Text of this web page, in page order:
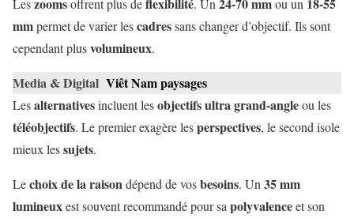
Les offrent plus de . Un ou un
mmpermet de varier lescadressans changer d’objectif. Ils sont
cependant plusvolumineux.
Media & Digital Viêt Nam paysages
Lesalternativesincluent lesobjectifs ultra grand-angleou les
téléobjectifs. Le premier exagère lesperspectives, le second isole
mieux lessujets.
Lechoix de la raisondépend de vosbesoins. Un 35 mm
lumineuxest souvent recommandé pour sa polyvalenceet son